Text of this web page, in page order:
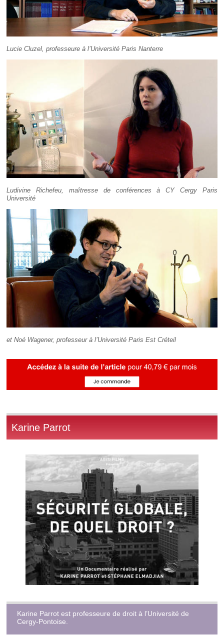
Lucie Cluzel, professeure à l’Université Paris Nanterre
Ludivine Richefeu, maîtresse de conférences à CY Cergy Paris
Université
et Noé Wagener, professeur à l’Université Paris Est Créteil
Karine Parrot
Karine Parrot est professeure de droit à l’Université de
Cergy-Pontoise.